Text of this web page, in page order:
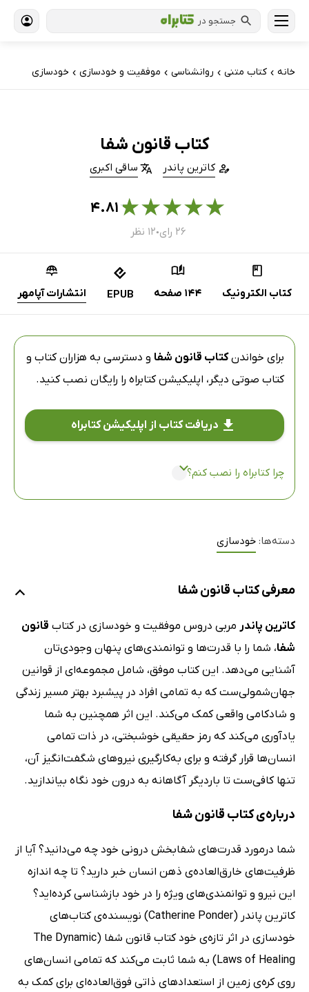
جستجو در
خانه › کتاب‌ متنی › روانشناسی › موفقیت و خودسازی › خودسازی
کتاب قانون شفا
کاترین پاندر ساقی اکبری
★
★
★
★
★۴.۸۱
۲۶ رای ● ۱۲ نظر
کتاب الکترونیک 144 صفحه EPUB انتشارات آپامهر
برای خواندنکتاب قانون شفا و دسترسی به هزاران کتاب و
کتاب صوتی دیگر، اپلیکیشن کتابراه را رایگان نصب کنید.
دریافت کتاب از اپلیکیشن کتابراه
چرا کتابراه را نصب کنم؟
دسته‌ها: خودسازی
معرفی کتاب قانون شفا
کاترین پاندر مربی دروس موفقیت و خودسازی در کتاب قانون
شفا، شما را با قدرت‌ها و توانمندی‌های پنهان وجودی‌تان
آشنایی می‌دهد. این کتاب موفق، شامل مجموعه‌ای از قوانین
جهان‌شمولی‌ست که به تمامی افراد در پیشبرد بهتر مسیر زندگی
و شادکامی واقعی کمک می‌کند. این اثر همچنین به شما
یادآوری می‌کند که رمز حقیقی خوشبختی، در ذات تمامی
انسان‌ها قرار گرفته و برای به‌کارگیری نیرو‌های شگفت‌انگیز آن،
تنها کافی‌ست تا بار‌دیگر آگاهانه به درون خود نگاه بیاندازید.
درباره‌‌ی کتاب قانون شفا
شما درمورد قدرت‌های شفابخش درونی خود چه می‌دانید؟ آیا از
ظرفیت‌های خارق‌العاده‌ی ذهن انسان خبر دارید؟ تا چه اندازه
این نیرو و توانمندی‌های ویژه را در خود بازشناسی کرده‌اید؟
کاترین پاندر (Catherine Ponder) نویسنده‌ی کتاب‌های
خودسازی در اثر تازه‌ی خود کتاب قانون شفا (The Dynamic
Laws of Healing) به شما ثابت می‌کند که تمامی انسان‌های
روی کره‌ی زمین از استعداد‌های ذاتی فوق‌العاده‌ای برای کمک به